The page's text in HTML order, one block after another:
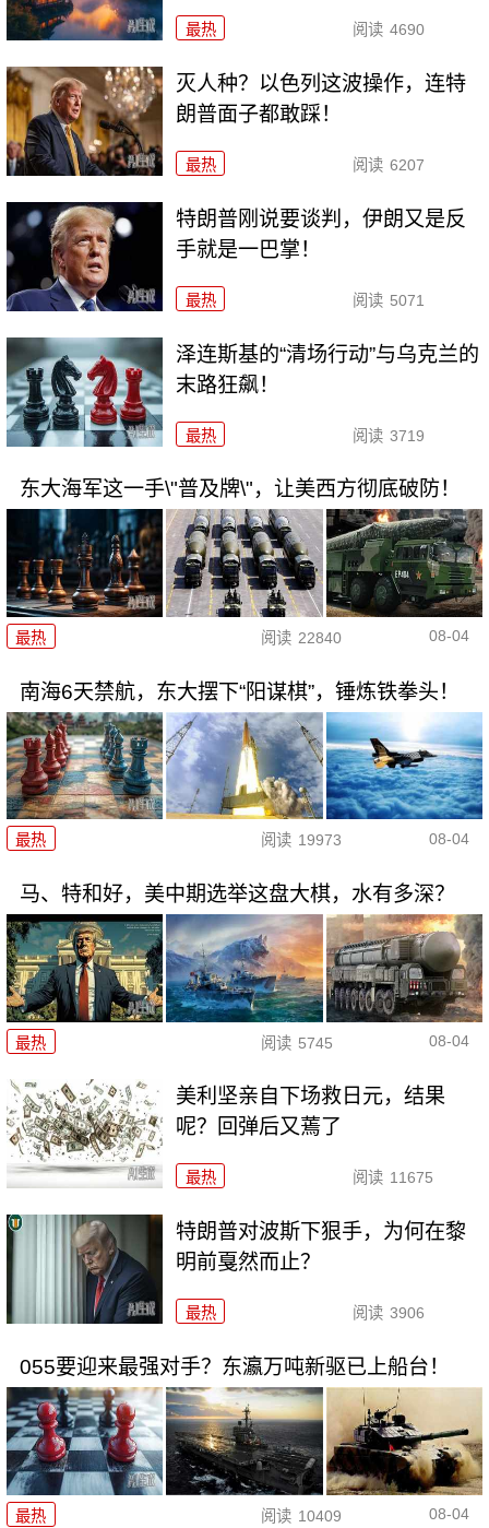
最热 阅读 4690
灭人种？以色列这波操作，连特
朗普面子都敢踩！
最热 阅读 6207
特朗普刚说要谈判，伊朗又是反
手就是一巴掌！
最热 阅读 5071
泽连斯基的“清场行动”与乌克兰的
末路狂飙！
最热 阅读 3719
东大海军这一手\"普及牌\"，让美西方彻底破防！
最热 阅读 22840 08-04
南海6天禁航，东大摆下“阳谋棋”，锤炼铁拳头！
最热 阅读 19973 08-04
马、特和好，美中期选举这盘大棋，水有多深？
最热 阅读 5745 08-04
美利坚亲自下场救日元，结果
呢？回弹后又蔫了
最热 阅读 11675
特朗普对波斯下狠手，为何在黎
明前戛然而止？
最热 阅读 3906
055要迎来最强对手？东瀛万吨新驱已上船台！
最热 阅读 10409 08-04